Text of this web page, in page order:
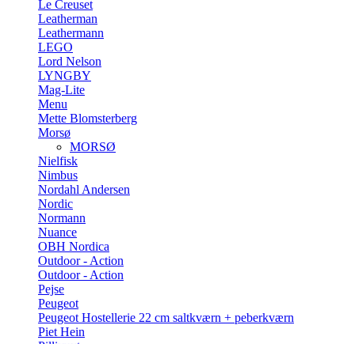
Le Creuset
Leatherman
Leathermann
LEGO
Lord Nelson
LYNGBY
Mag-Lite
Menu
Mette Blomsterberg
Morsø
MORSØ
Nielfisk
Nimbus
Nordahl Andersen
Nordic
Normann
Nuance
OBH Nordica
Outdoor - Action
Outdoor - Action
Pejse
Peugeot
Peugeot Hostellerie 22 cm saltkværn + peberkværn
Piet Hein